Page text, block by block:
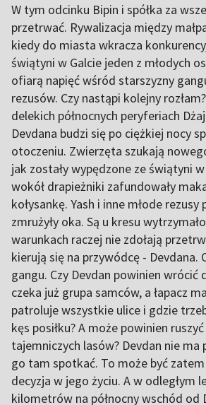
W tym odcinku Bipin i spółka za
przetrwać. Rywalizacja między
kiedy do miasta wkracza
świątyni w Galcie jeden z młodych
ofiarą napięć wśród starszyzny
rezusów. Czy nastąpi kolejny
delekich północnych peryferiach
Devdana budzi się po ciężkiej nocy
otoczeniu. Zwierzęta szukają
jak zostały wypędzone ze świątyni
wokół drapieżniki zafundowały
kołysankę. Yash i inne młode rezusy
zmrużyły oka. Są u kresu
warunkach raczej nie zdołają
kierują się na przywódcę - Devdana.
gangu. Czy Devdan powinien wrócić
czeka już grupa samców, a łapacz
patroluje wszystkie ulice i gdzie
kęs posiłku? A może powinien
tajemniczych lasów? Devdan nie ma
go tam spotkać. To może być
decyzja w jego życiu. A w odległym
kilometrów na północny wschód od